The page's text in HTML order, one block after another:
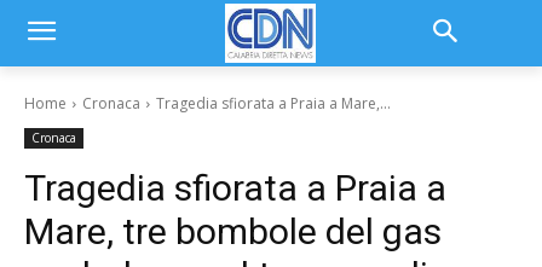
Home Cronaca Tragedia sfiorata a Praia a Mare,...
Cronaca
Tragedia sfiorata a Praia a
Mare, tre bombole del gas